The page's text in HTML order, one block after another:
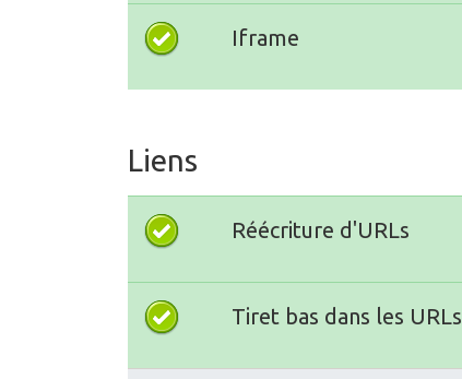
Iframe
Liens
Réécriture d'URLs
Tiret bas dans les URLs